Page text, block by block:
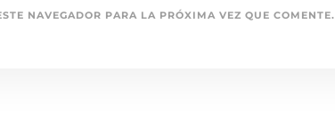
NAVEGADOR PARA LA PRÓXIMA VEZ QUE COMENTE.